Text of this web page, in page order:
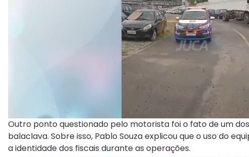
Outro ponto questionado pelo motorista foi o fato de um
balaclava. Sobre isso, Pablo Souza explicou que o uso do
a identidade dos fiscais durante as operações.